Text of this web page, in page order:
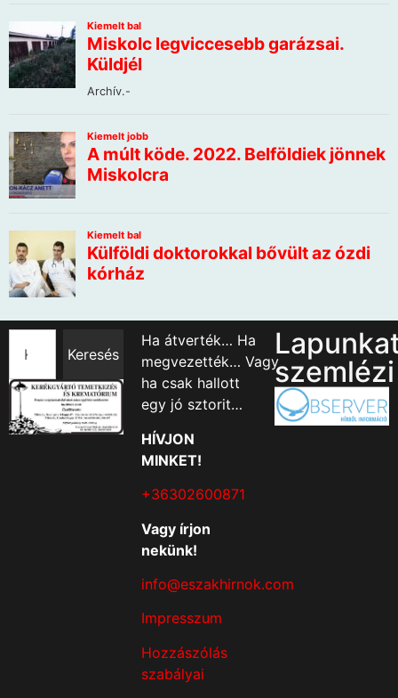
Keresés
Ha átverték… Ha
megvezették… Vagy
ha csak hallott
egy jó sztorit…
HÍVJON
MINKET!
+36302600871
Vagy írjon
nekünk!
info@eszakhirnok.com
Impresszum
Hozzászólás
szabályai
szemlézi